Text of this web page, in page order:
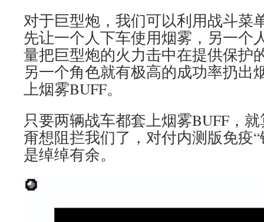
对于巨型炮，我们可以利用战斗菜
先让一个人下车使用烟雾，另一个
量把巨型炮的火力击中在提供保护
另一个角色就有极高的成功率扔出
上烟雾BUFF。
只要两辆战车都套上烟雾BUFF，
甭想阻拦我们了，对付内测版免疫
是绰绰有余。